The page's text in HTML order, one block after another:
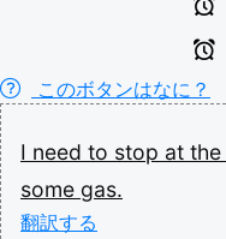
このボタンはなに？
I need to stop at the
some gas.
翻訳する